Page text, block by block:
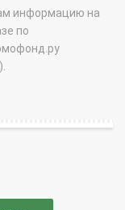
информацию на
по